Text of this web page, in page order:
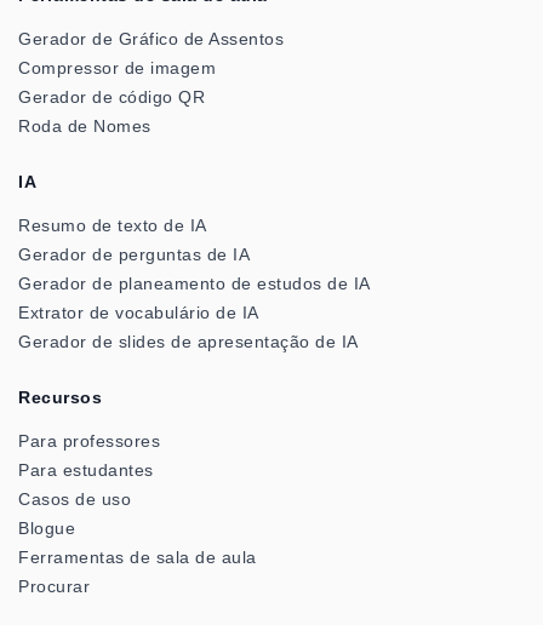
Gerador de Gráfico de Assentos
Compressor de imagem
Gerador de código QR
Roda de Nomes
IA
Resumo de texto de IA
Gerador de perguntas de IA
Gerador de planeamento de estudos de IA
Extrator de vocabulário de IA
Gerador de slides de apresentação de IA
Recursos
Para professores
Para estudantes
Casos de uso
Blogue
Ferramentas de sala de aula
Procurar